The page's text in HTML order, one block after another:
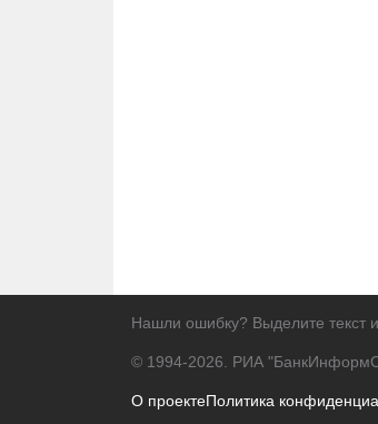
Нашли ошибку? Выделите текст
© 1994-2026. РИА
О проектеПолитика